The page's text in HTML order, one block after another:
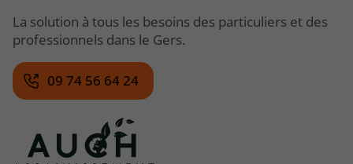
La solution à tous les besoins des particuliers et des
professionnels dans le Gers.
09 74 56 64 24